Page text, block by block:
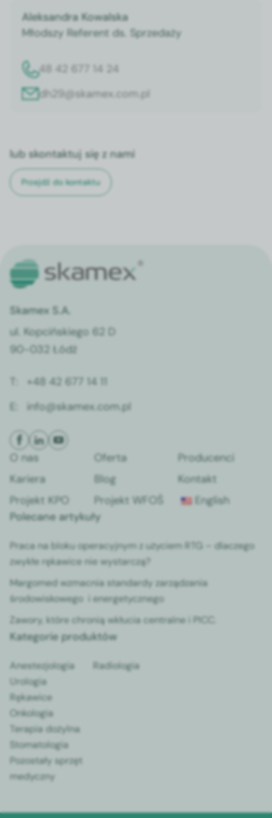
Aleksandra Kowalska
Młodszy Referent ds. Sprzedaży
48 42 677 14 24
dh29@skamex.com.pl
lub skontaktuj się z nami
Przejdź do kontaktu
Skamex S.A.
ul. Kopcińskiego 62 D
90-032 Łódź
T:
+48 42 677 14 11
E:
info@skamex.com.pl
O nas Oferta
Producenci
Kariera
Blog
Kontakt
Projekt KPO
Projekt WFOŚ
English
Polecane artykuły
Praca na bloku operacyjnym z użyciem RTG – dlaczego
zwykłe rękawice nie wystarczą?
Margomed wzmacnia standardy zarządzania
środowiskowego i energetycznego
Zawory, które chronią wkłucia centralne i PICC.
Kategorie produktów
Anestezjologia
Urologia
Rękawice
Onkologia
Terapia dożylna
Stomatologia
Pozostały sprzęt
medyczny
Radiologia